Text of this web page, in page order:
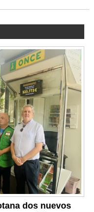
dos nuevos